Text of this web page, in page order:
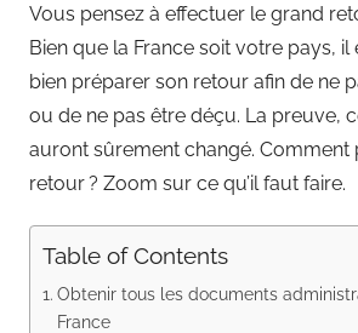
Vous pensez à effectuer le grand
Bien que la France soit votre pays,
bien préparer son retour afin de ne
ou de ne pas être déçu. La preuve,
auront sûrement changé. Comment
retour ? Zoom sur ce qu’il faut faire.
Table of Contents
Obtenir tous les documents
France